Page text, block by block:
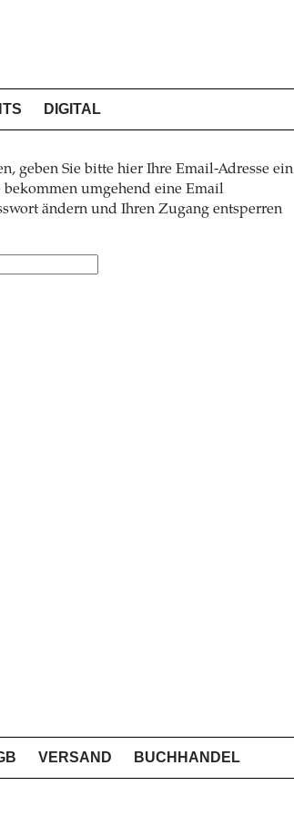
DIGITAL
geben Sie bitte hier Ihre Email-Adresse ein
bekommen umgehend eine Email
ändern und Ihren Zugang entsperren
VERSAND BUCHHANDEL